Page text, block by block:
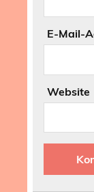
E-Mail-
Website